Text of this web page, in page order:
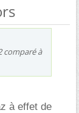
comparé à
à effet de